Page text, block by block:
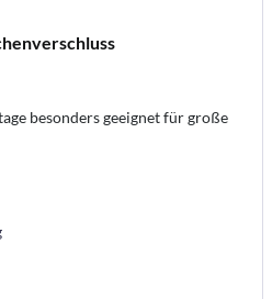
besonders geeignet für große